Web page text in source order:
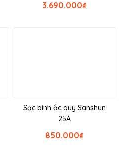
₫
3.690.000
Sạc bình ắc quy Sanshun
25A
₫
850.000